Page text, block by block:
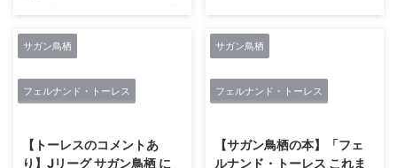
サガン鳥栖公式 (@ ...
なくなかったのではないでしょう
か。 良いときも悪いときにも共
に戦い支え続けてくれたご褒美、
ご恩返し ...
なさん、おはようございます。
今日は、サガン鳥栖の守護神権田
神のオフシーズンをピックアッ
プ。 マッシモ前監督と田山さん
ん。 お二人ともお元気そうで何
ルです🐸 今回はオスのカエルが
サガン鳥栖の新スポンサーのフォ
ーマルクラインさんのトライアル
をメンズコスメとして使ってみた
にサガン鳥栖 サガンティーノの
サガン鳥栖
フェルナンド・トーレス
【トーレスのコメントあ
り】Jリーグ サガン鳥栖 に
サガン鳥栖
フェルナンド・トーレス
【サガン鳥栖の本】「フェ
ルナンド・トーレス これま